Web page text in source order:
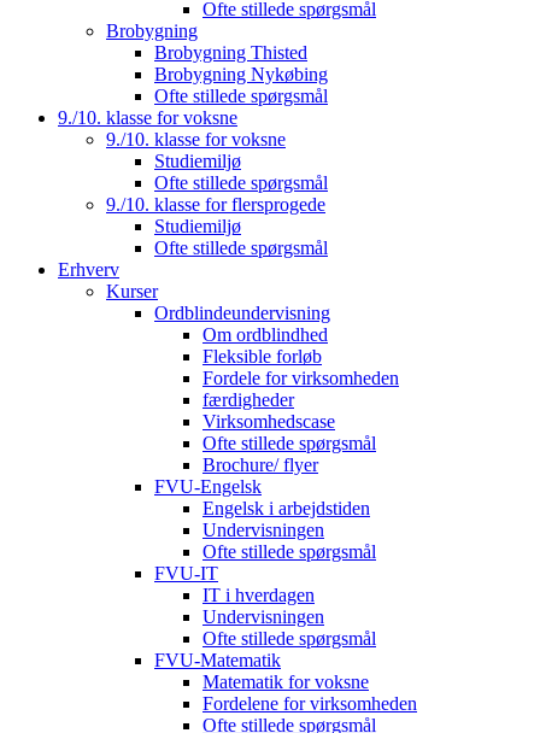
Ofte stillede spørgsmål
Brobygning
Brobygning Thisted
Brobygning Nykøbing
Ofte stillede spørgsmål
9./10. klasse for voksne
9./10. klasse for voksne
Studiemiljø
Ofte stillede spørgsmål
9./10. klasse for flersprogede
Studiemiljø
Ofte stillede spørgsmål
Erhverv
Kurser
Ordblindeundervisning
Om ordblindhed
Fleksible forløb
Fordele for virksomheden
færdigheder
Virksomhedscase
Ofte stillede spørgsmål
Brochure/ flyer
FVU-Engelsk
Engelsk i arbejdstiden
Undervisningen
Ofte stillede spørgsmål
FVU-IT
IT i hverdagen
Undervisningen
Ofte stillede spørgsmål
FVU-Matematik
Matematik for voksne
Fordelene for virksomheden
Ofte stillede spørgsmål